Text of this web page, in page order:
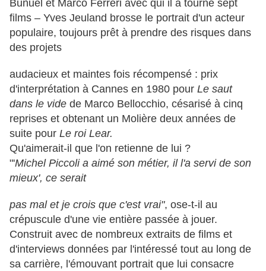
Buñuel et Marco Ferreri avec qui il a tourné sept
films – Yves Jeuland brosse le portrait d'un acteur
populaire, toujours prêt à prendre des risques dans
des projets
audacieux et maintes fois récompensé : prix
d'interprétation à Cannes en 1980 pour Le saut
dans le vide de Marco Bellocchio, césarisé à cinq
reprises et obtenant un Molière deux années de
suite pour Le roi Lear.
Qu'aimerait-il que l'on retienne de lui ?
"'Michel Piccoli a aimé son métier, il l'a servi de son
mieux', ce serait
pas mal et je crois que c'est vrai", ose-t-il au
crépuscule d'une vie entière passée à jouer.
Construit avec de nombreux extraits de films et
d'interviews données par l'intéressé tout au long de
sa carrière, l'émouvant portrait que lui consacre